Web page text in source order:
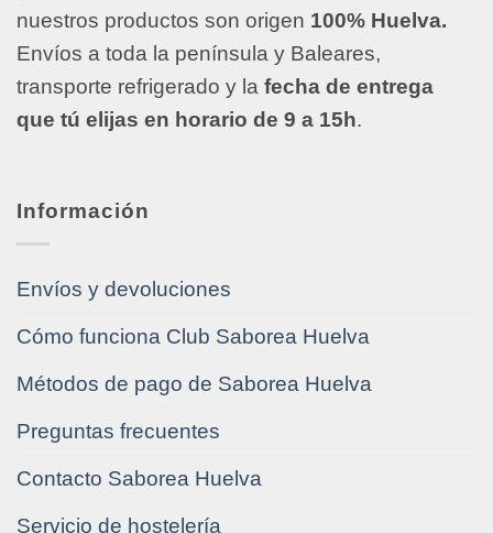
nuestros productos son origen 100% Huelva.
Envíos a toda la península y Baleares,
transporte refrigerado y la fecha de entrega
que tú elijas en horario de 9 a 15h.
Información
Envíos y devoluciones
Cómo funciona Club Saborea Huelva
Métodos de pago de Saborea Huelva
Preguntas frecuentes
Contacto Saborea Huelva
Servicio de hostelería